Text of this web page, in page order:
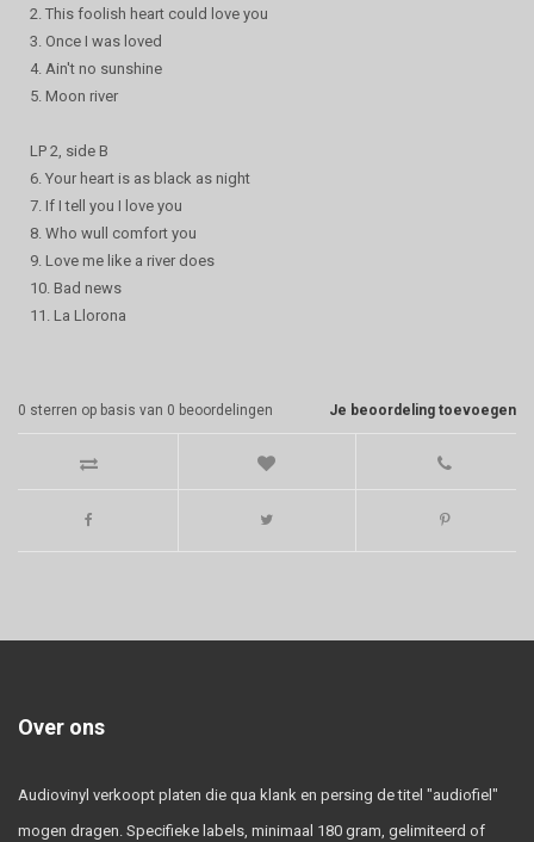
2. This foolish heart could love you
3. Once I was loved
4. Ain't no sunshine
5. Moon river
LP 2, side B
6. Your heart is as black as night
7. If I tell you I love you
8. Who wull comfort you
9. Love me like a river does
10. Bad news
11. La Llorona
Je beoordeling toevoegen
0 sterren op basis van 0 beoordelingen
Over ons
Audiovinyl verkoopt platen die qua klank en persing de titel "audiofiel"
mogen dragen. Specifieke labels, minimaal 180 gram, gelimiteerd of